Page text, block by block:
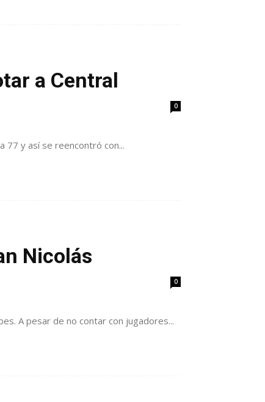
a Central
0
77 y así se reencontró con...
Nicolás
0
A pesar de no contar con jugadores...